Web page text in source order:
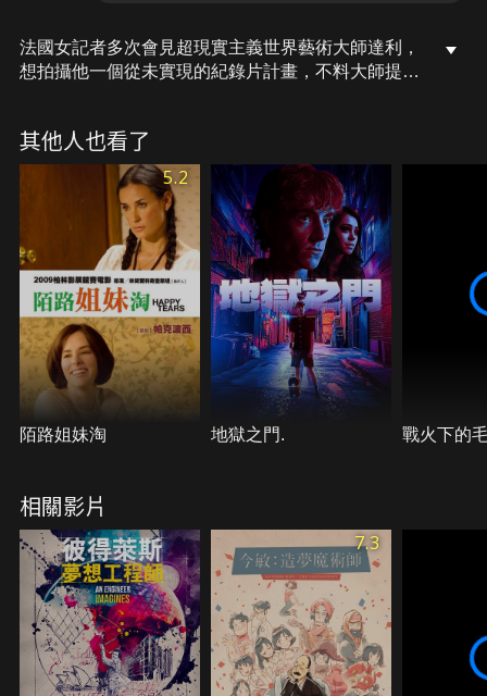
法國女記者多次會見超現實主義世界藝術大師達利，
想拍攝他一個從未實現的紀錄片計畫，不料大師提出
為創新的敘事手法讓人大開眼界！採取偽紀錄片的喜
劇角度描述世紀畫家達利的故事。
其他人也看了
5.2
陌路姐妹淘 地獄之門. 戰火下的
相關影片
7.3